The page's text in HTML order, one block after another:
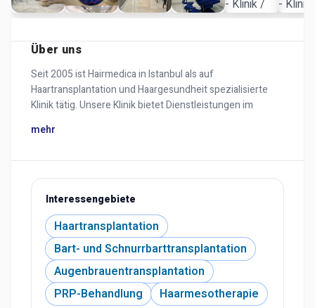
Über uns
Seit 2005 ist Hairmedica in Istanbul als auf
Haartransplantation und Haargesundheit spezialisierte
Klinik tätig. Unsere Klinik bietet Dienstleistungen im
modernen Techniken und einem erfahrenen Ärzteteam
• Haartransplantation: FUE-, DHI- und Sapphire-FUE-
Techniken
• Bart- und Schnurrbarttransplantation
• Augenbrauentransplantation
• PRP-Behandlung
• Haarmesotherapie
Unsere Hauptmerkmale
• Kompetentes und sehr erfahrenes medizinisches
mehr
Interessengebiete
Haartransplantation
Bart- und Schnurrbarttransplantation
Augenbrauentransplantation
PRP-Behandlung
Haarmesotherapie